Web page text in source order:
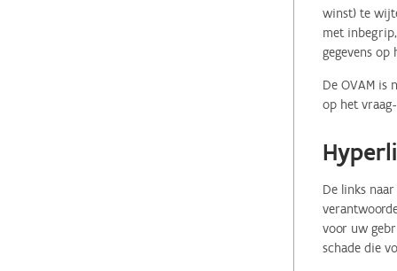
winst) te
met
gegevens
De OVAM is
op het
De links
voor uw
schade die